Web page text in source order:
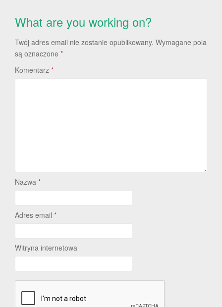
What are you working on?
Twój adres email nie zostanie opublikowany. Wymagane pola
są oznaczone *
Komentarz *
Nazwa *
Adres email *
Witryna internetowa